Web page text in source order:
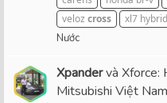
veloz cross xl7 hybrid
Nước
Xpandervà Xforce:
Mitsubishi Việt